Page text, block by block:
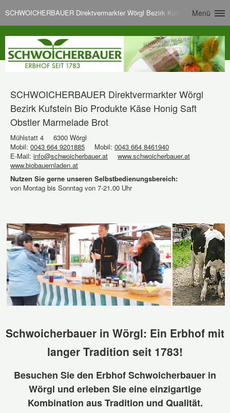
SCHWOICHERBAUER Direktvermarkter Wörgl Bezirk Kufstein Bio
Menü
SCHWOICHERBAUER Direktvermarkter Wörgl
Bezirk Kufstein Bio Produkte Käse Honig Saft
Obstler Marmelade Brot
Mühlstatt 4
6300 Wörgl
Mobil: 0043 664 9201885 Mobil: 0043 664 8461940
E-Mail: info@schwoicherbauer.at
www.schwoicherbauer.at
www.biobauernladen.at
Nutzen Sie gerne unseren Selbstbedienungsbereich:
von Montag bis Sonntag von 7-21.00 Uhr
Schwoicherbauer in Wörgl: Ein Erbhof mit
langer Tradition seit 1783!
Besuchen Sie den Erbhof Schwoicherbauer in
Wörgl und erleben Sie eine einzigartige
Kombination aus Tradition und Qualität.